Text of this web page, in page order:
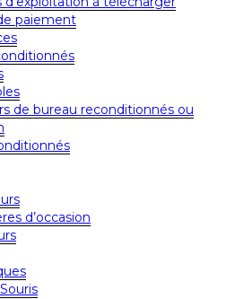
paiement
de bureau reconditionnés ou
d’occasion